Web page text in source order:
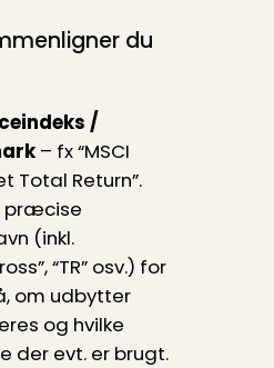
du
/
– fx “MSCI
Total Return”.
præcise
(inkl.
“TR” osv.) for
om udbytter
og hvilke
der evt. er brugt.